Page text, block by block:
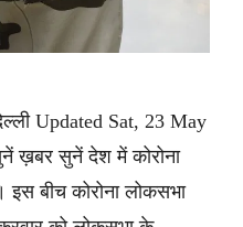
Updated Sat, 23 May
ख़बर सुनें देश में कोरोना
बीच कोरोना लोकसभा